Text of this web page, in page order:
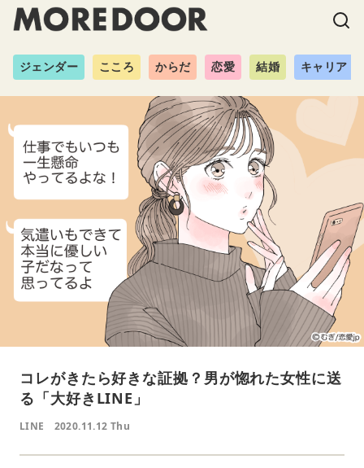
ジェンダー こころ からだ 恋愛 結婚 キャリア
コレがきたら好きな証拠？男が惚れた女性に送
る「大好きLINE」
LINE 2020.11.12 Thu